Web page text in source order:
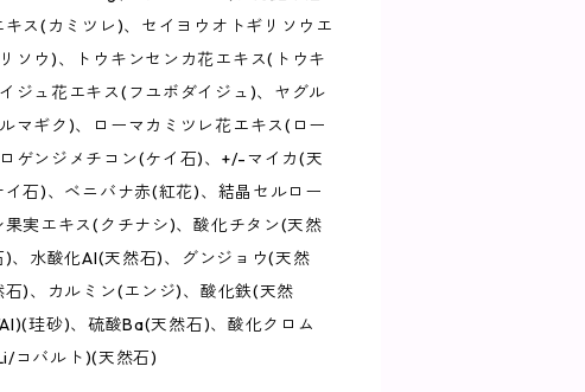
ス(カミツレ)、セイヨウオトギリソウエ
ソウ)、トウキンセンカ花エキス(トウキ
ジュ花エキス(フユボダイジュ)、ヤグル
マギク)、ローマカミツレ花エキス(ロー
ゲンジメチコン(ケイ石)、+/-マイカ(天
石)、ベニバナ赤(紅花)、結晶セルロー
実エキス(クチナシ)、酸化チタン(天然
、水酸化Al(天然石)、グンジョウ(天然
)、カルミン(エンジ)、酸化鉄(天然
珪砂)、硫酸Ba(天然石)、酸化クロム
コバルト)(天然石)